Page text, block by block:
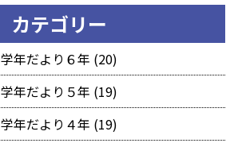
カテゴリー
学年だより６年 (20)
学年だより５年 (19)
学年だより４年 (19)